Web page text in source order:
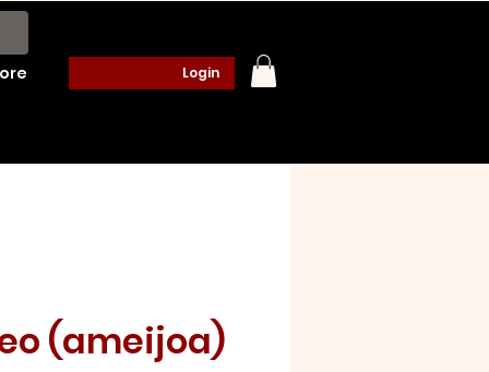
Login
(ameijoa)